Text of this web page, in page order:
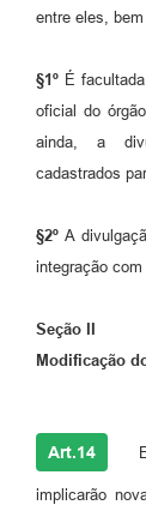
entre eles,
§1º É
oficial do
ainda, a
cadastrados
§2º A
integração com
Seção II
Modificação
Art.14
implicarão